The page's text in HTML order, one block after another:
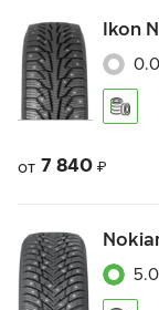
Ikon
0.0
от 7 840 ₽
5.0